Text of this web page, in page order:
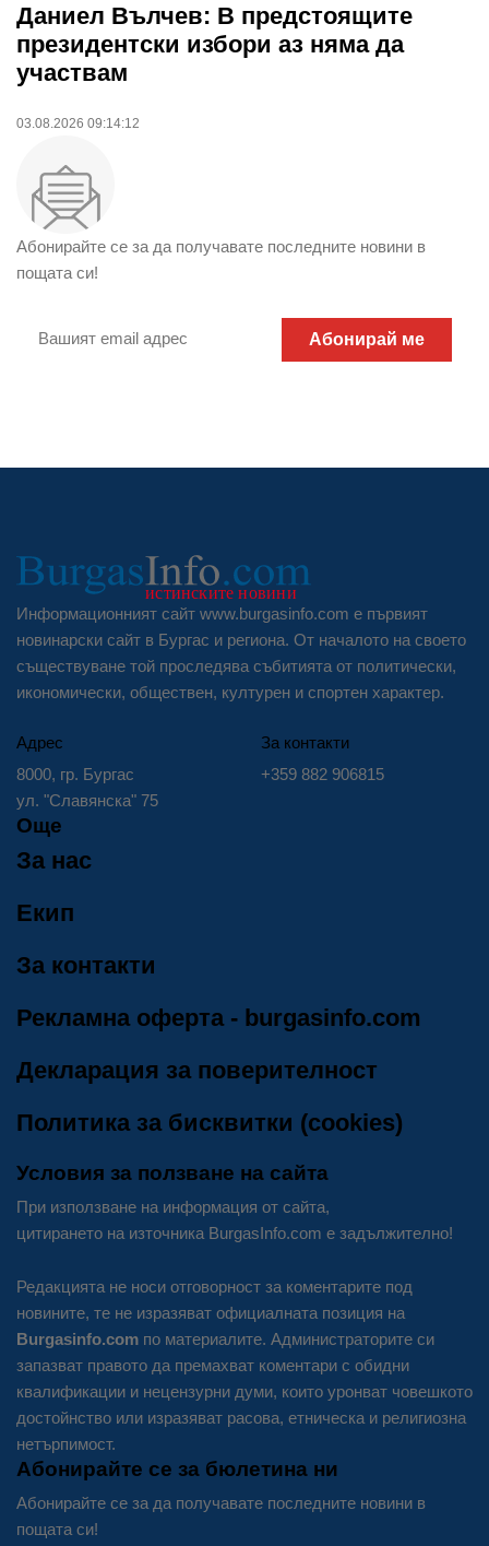
Даниел Вълчев: В предстоящите
президентски избори аз няма да
участвам
03.08.2026 09:14:12
Абонирайте се за да получавате последните новини в
пощата си!
Абонирай ме
Информационният сайт www.burgasinfo.com е първият
новинарски сайт в Бургас и региона. От началото на своето
съществуване той проследява събитията от политически,
икономически, обществен, културен и спортен характер.
Адрес
8000, гр. Бургас
ул. "Славянска" 75
За контакти
+359 882 906815
Още
За нас
Екип
За контакти
Рекламна оферта - burgasinfo.com
Декларация за поверителност
Политика за бисквитки (cookies)
Условия за ползване на сайта
При използване на информация от сайта,
цитирането на източника BurgasInfo.com е задължително!
Редакцията не носи отговорност за коментарите под
новините, те не изразяват официалната позиция на
Burgasinfo.com по материалите. Администраторите си
запазват правото да премахват коментари с обидни
квалификации и нецензурни думи, които уронват човешкото
достойнство или изразяват расова, етническа и религиозна
нетърпимост.
Абонирайте се за бюлетина ни
Абонирайте се за да получавате последните новини в
пощата си!